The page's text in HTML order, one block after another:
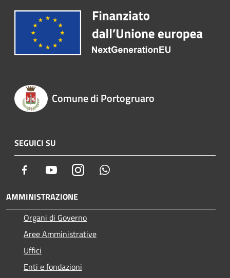
Comune di Portogruaro
SEGUICI SU
Facebook YoutubeInstagram
AMMINISTRAZIONE
Organi di Governo
Aree Amministrative
Uffici
Enti e fondazioni